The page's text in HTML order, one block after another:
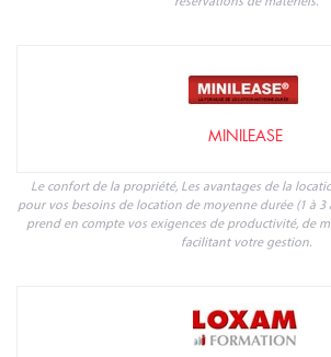
MINILEASE
Le confort de la propriété, Les avantages de la
pour vos besoins de location de moyenne durée (1 à 3
prend en compte vos exigences de productivité, de
facilitant votre gestion.